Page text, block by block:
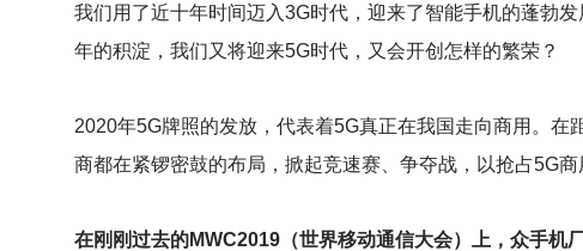
我们用了近十年时间迈入3G时代，迎来了智能手机的蓬勃
年的积淀，我们又将迎来5G时代，又会开创怎样的繁荣？
2020年5G牌照的发放，代表着5G真正在我国走向商用。
商都在紧锣密鼓的布局，掀起竞速赛、争夺战，以抢占5G
在刚刚过去的MWC2019（世界移动通信大会）上，众手机